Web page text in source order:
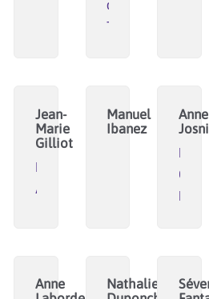
de
Talents
Jean-
Marie
Gilliot
IMT
Atlantique
Manuel
Ibanez
Anne
Le
Cocon
HdF
Anne
Nathalie